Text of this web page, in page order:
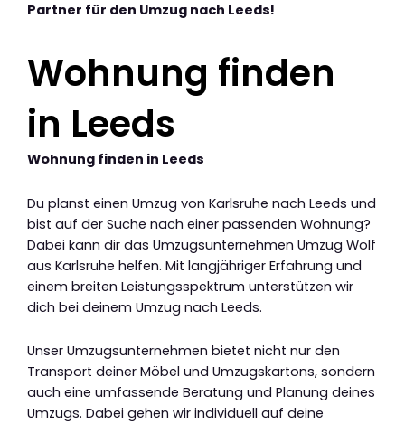
Partner für den Umzug nach Leeds!
Wohnung finden
in Leeds
Wohnung finden in Leeds
Du planst einen Umzug von Karlsruhe nach Leeds und
bist auf der Suche nach einer passenden Wohnung?
Dabei kann dir das Umzugsunternehmen Umzug Wolf
aus Karlsruhe helfen. Mit langjähriger Erfahrung und
einem breiten Leistungsspektrum unterstützen wir
dich bei deinem Umzug nach Leeds.
Unser Umzugsunternehmen bietet nicht nur den
Transport deiner Möbel und Umzugskartons, sondern
auch eine umfassende Beratung und Planung deines
Umzugs. Dabei gehen wir individuell auf deine